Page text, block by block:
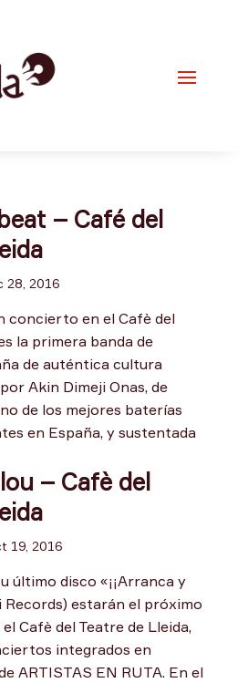
– Café del
28, 2016
concierto en el Cafè del
la primera banda de
de auténtica cultura
Akin Dimeji Onas, de
de los mejores baterías
en España, y sustentada
– Cafè del
19, 2016
último disco «¡¡Arranca y
Records) estarán el próximo
Cafè del Teatre de Lleida,
integrados en
ARTISTAS EN RUTA. En el